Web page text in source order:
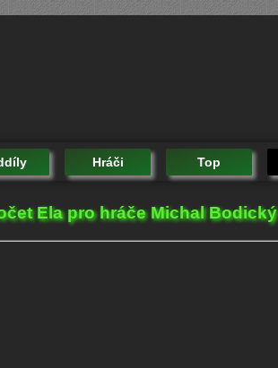
Hráči Top
Ela pro hráče Michal Bodický